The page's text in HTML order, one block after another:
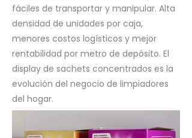
fáciles de transportar y manipular. Alta
densidad de unidades por caja,
menores costos logísticos y mejor
rentabilidad por metro de depósito. El
display de sachets concentrados es la
evolución del negocio de limpiadores
del hogar.